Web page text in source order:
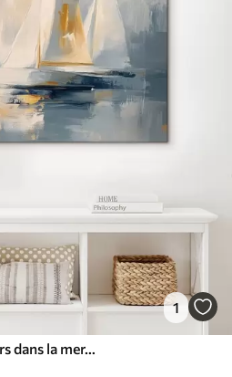
1
Abstraction avec les voiliers dans la mer, style acrylique, coucher de soleil